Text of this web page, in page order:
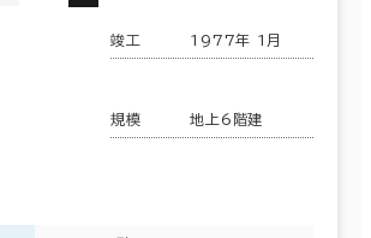
竣工 1977年 1月
規模 地上6階建